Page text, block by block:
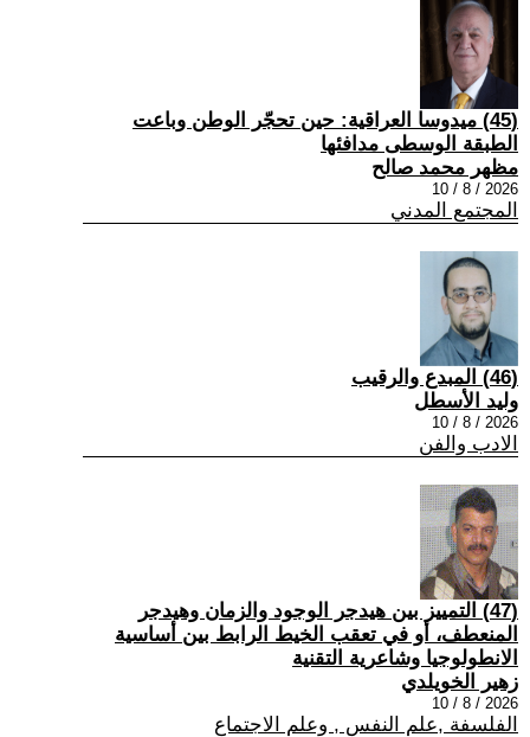
(45) ميدوسا العراقية: حين تحجّر الوطن وباعت
الطبقة الوسطى مدافئها
مظهر محمد صالح
2026 / 8 / 10
المجتمع المدني
(46) المبدع والرقيب
وليد الأسطل
2026 / 8 / 10
الادب والفن
(47) التمييز بين هيدجر الوجود والزمان وهيدجر
المنعطف، أو في تعقب الخيط الرابط بين أساسية
الانطولوجيا وشاعرية التقنية
زهير الخويلدي
2026 / 8 / 10
الفلسفة ,علم النفس , وعلم الاجتماع